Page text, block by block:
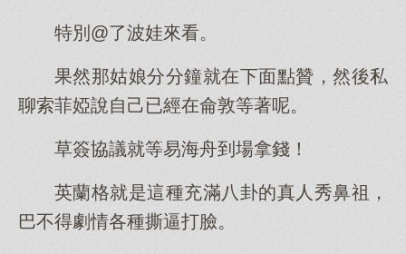
特別@了波娃來看。
果然那姑娘分分鐘就在下面點贊，然後私
聊索菲婭說自己已經在侖敦等著呢。
草簽協議就等易海舟到場拿錢！
英蘭格就是這種充滿八卦的真人秀鼻祖，
巴不得劇情各種撕逼打臉。